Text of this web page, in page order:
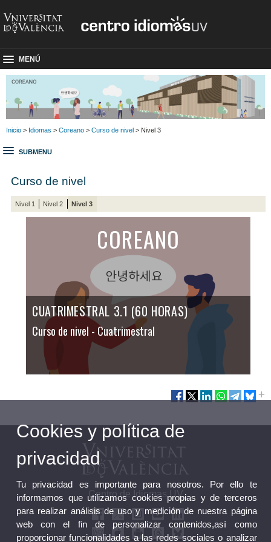
MENÚ
Inicio > Idiomas > Coreano > Curso de nivel > Nivel 3
SUBMENU
Curso de nivel
Nivel 1 Nivel 2 Nivel 3
COREANO
CUATRIMESTRAL 3.1 (60 HORAS)
Curso de nivel - Cuatrimestral
Centro de Idiomas UV
Cookies y política de
privacidad
Tu privacidad es importante para nosotros. Por ello te
informamos que utilizamos cookies propias y de terceros
para realizar análisis de uso y medición de nuestra página
web con el fin de personalizar contenidos,así como
proporcionar funcionalidades a las redes sociales o analizar